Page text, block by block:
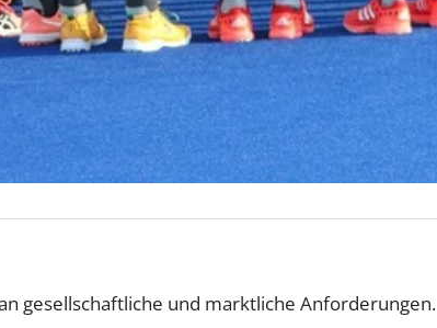
gesellschaftliche und marktliche Anforderungen.